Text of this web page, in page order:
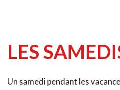
LES
Un samedi pendant les